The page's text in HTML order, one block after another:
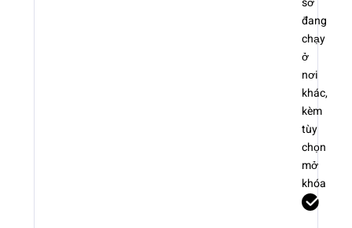
đang
chạy
ở
nơi
khác,
kèm
tùy
chọn
mở
khóa